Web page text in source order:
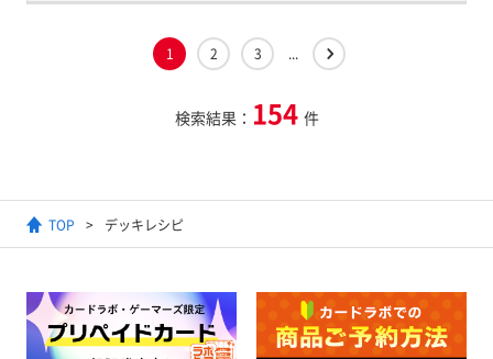
1 2 3 ...
検索結果： 154 件
TOP デッキレシピ